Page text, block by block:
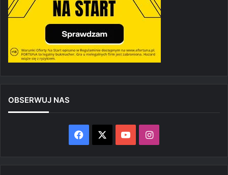
OBSERWUJ NAS
Facebook YouTubeInstagram